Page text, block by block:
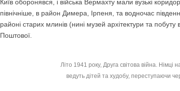
Київ оборонявся, і війська Вермахту мали вузькі
північніше, в район Димера, Ірпеня, та водночас
районі старих млинів (нині музей архітектури та
Поштової.
Літо 1941 року, Друга світова війна. Німці
ведуть дітей та худобу, переступаючи